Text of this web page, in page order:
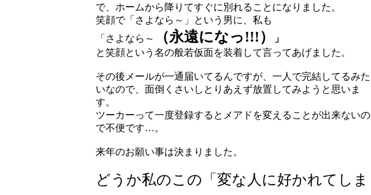
で、ホームから降りてすぐに別れることになりました。
笑顔で「さよなら～」という男に、私も
「さよなら～
（永遠になっ!!!）
」
と笑顔という名の般若仮面を装着して言ってあげました。
その後メールが一通届いてるんですが、一人で完結してるみた
いなので、面倒くさいしとりあえず放置してみようと思いま
す。
ツーカーって一度登録するとメアドを変えることが出来ないの
で不便です…。
来年のお願い事は決まりました。
どうか私のこの「変な人に好かれてしま